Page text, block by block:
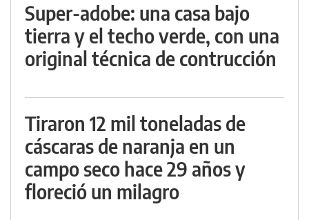
Super-adobe: una casa bajo
tierra y el techo verde, con una
original técnica de contrucción
Tiraron 12 mil toneladas de
cáscaras de naranja en un
campo seco hace 29 años y
floreció un milagro